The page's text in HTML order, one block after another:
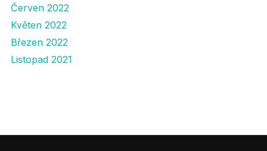
Červen 2022
Květen 2022
Březen 2022
Listopad 2021